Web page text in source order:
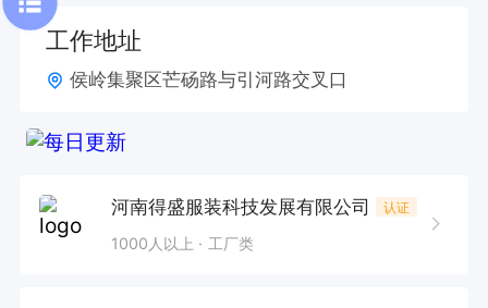
工作地址
侯岭集聚区芒砀路与引河路交叉口
河南得盛服装科技发展有限公司 认证
1000人以上 工厂类